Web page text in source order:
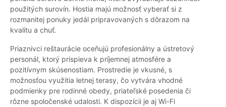
použitých surovín. Hostia majú možnosť vyberať si z
rozmanitej ponuky jedál pripravovaných s dôrazom na
kvalitu a chuť.
Priaznivci reštaurácie oceňujú profesionálny a ústretový
personál, ktorý prispieva k príjemnej atmosfére a
pozitívnym skúsenostiam. Prostredie je vkusné, s
možnosťou využitia letnej terasy, čo vytvára vhodné
podmienky pre rodinné obedy, priateľské posedenia či
rôzne spoločenské udalosti. K dispozícii je aj Wi-Fi